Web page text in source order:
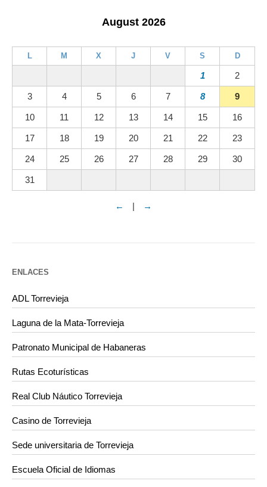
August 2026
L M X J V S D
1 2
3 4 5 6 7 8 9
10 11 12 13 14 15 16
17 18 19 20 21 22 23
24 25 26 27 28 29 30
31
← | →
ENLACES
ADL Torrevieja
Laguna de la Mata-Torrevieja
Patronato Municipal de Habaneras
Rutas Ecoturísticas
Real Club Náutico Torrevieja
Casino de Torrevieja
Sede universitaria de Torrevieja
Escuela Oficial de Idiomas